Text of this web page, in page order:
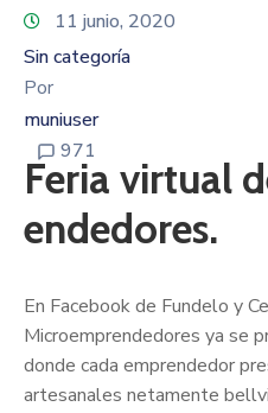
11 junio, 2020
Sin categoría
Por
muniuser
971
Feria virtual
endedores.
En Facebook de Fundelo y
Microemprendedores ya se
donde cada emprendedor
artesanales netamente